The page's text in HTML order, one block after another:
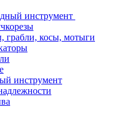
инструмент
грабли, косы, мотыги
инструмент